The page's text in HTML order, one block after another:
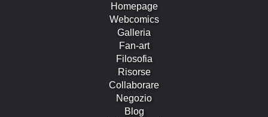
Homepage
Webcomics
Galleria
Fan-art
Filosofia
Risorse
Collaborare
Negozio
Blog